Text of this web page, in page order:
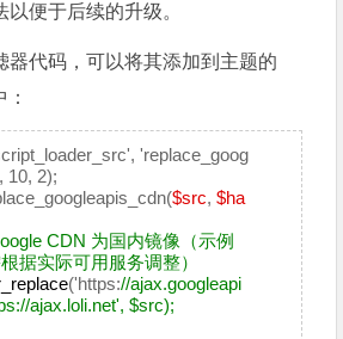
便于后续的升级。
器代码，可以将其添加到主题的
'replace_goog
10, 2);
$src,$ha
CDN 为国内镜像（示例
据实际可用服务调整）
('https://ajax.googleapi
ajax.loli.net', $src);